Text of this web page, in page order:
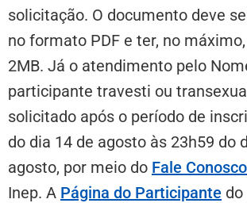
solicitação. O documento deve
no formato PDF e ter, no
2MB. Já o atendimento pelo
participante travesti ou
solicitado após o período de
do dia 14 de agosto às 23h59 do
agosto, por meio do Fale Conosco
Inep. A Página do Participante do